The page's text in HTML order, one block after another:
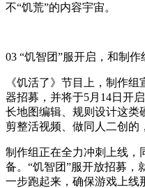
不“饥荒”的内容宇宙。
03 “饥智团”服开启，和制
《饥活了》节目上，制作
器招募，并将于5月14日开
长地图编辑、规则设计这类
剪整活视频、做同人二创的
制作组正在全力冲刺上线，
备。“饥智团”服开放招募，
一步跑起来，确保游戏上线